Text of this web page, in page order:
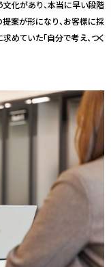
文化があり、本当に早い段階
提案が形になり、お客様に採
めていた「自分で考え、つく